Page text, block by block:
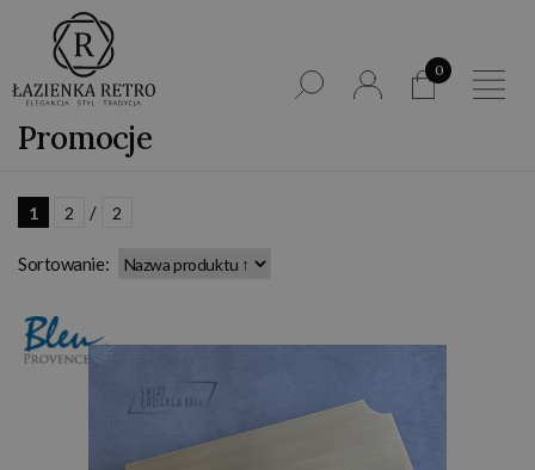
0
Promocje
1 2 / 2
Sortowanie: